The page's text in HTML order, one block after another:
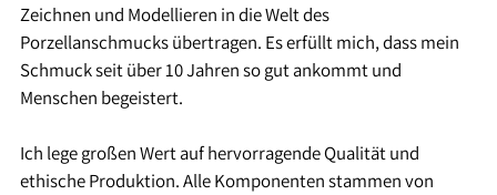
Zeichnen und Modellieren in die Welt des
Porzellanschmucks übertragen. Es erfüllt mich, dass mein
Schmuck seit über 10 Jahren so gut ankommt und
Menschen begeistert.
Ich lege großen Wert auf hervorragende Qualität und
ethische Produktion. Alle Komponenten stammen von